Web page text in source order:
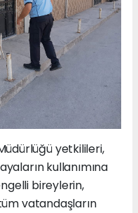
yetkilileri,
kullanımına
bireylerin,
vatandaşların